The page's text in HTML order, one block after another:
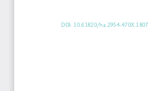
DOI: 10.61820/ha.2954-470X.1807